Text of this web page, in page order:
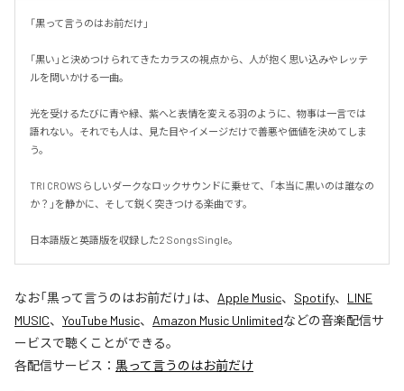
「黒って言うのはお前だけ」
「黒い」と決めつけられてきたカラスの視点から、人が抱く思い込みやレッテ
ルを問いかける一曲。
光を受けるたびに青や緑、紫へと表情を変える羽のように、物事は一言では
語れない。それでも人は、見た目やイメージだけで善悪や価値を決めてしま
う。
TRI CROWSらしいダークなロックサウンドに乗せて、「本当に黒いのは誰なの
か？」を静かに、そして鋭く突きつける楽曲です。
日本語版と英語版を収録した2 Songs Single。
なお「黒って言うのはお前だけ」は、 Apple Music、 Spotify、 LINE
MUSIC、 YouTube Music、 Amazon Music Unlimitedなどの音楽配信サ
ービスで聴くことができる。
各配信サービス： 黒って言うのはお前だけ